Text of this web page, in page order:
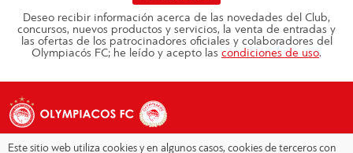
Deseo recibir información acerca de las novedades del Club,
concursos, nuevos productos y servicios, la venta de entradas y
las ofertas de los patrocinadores oficiales y colaboradores del
Olympiacós FC; he leído y acepto las condiciones de uso.
Este sitio web utiliza cookies y en algunos casos, cookies de terceros con